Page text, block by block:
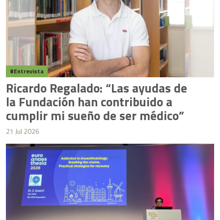
Entrevista
Ricardo Regalado: “Las ayudas de
la Fundación han contribuido a
cumplir mi sueño de ser médico”
21 Jul 2026